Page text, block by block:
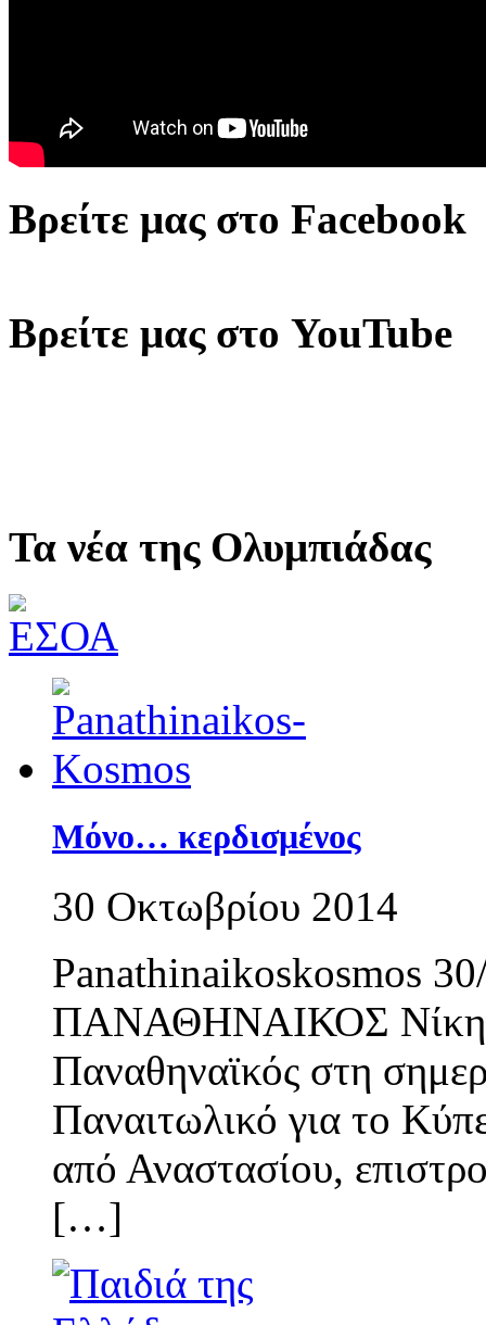
Βρείτε μας στο Facebook
Βρείτε μας στο YouTube
Τα νέα της Ολυμπιάδας
Μόνο… κερδισμένος
30 Οκτωβρίου 2014
Panathinaikoskosmos
ΠΑΝΑΘΗΝΑΙΚΟΣ Νίκη
Παναθηναϊκός στη
Παναιτωλικό για το
από Αναστασίου,
[…]